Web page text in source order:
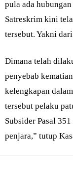
pula ada
Satreskrim kini
tersebut. Yakni
Dimana telah
penyebab
kelengkapan
tersebut pelaku
Subsider Pasal
penjara,” tutup